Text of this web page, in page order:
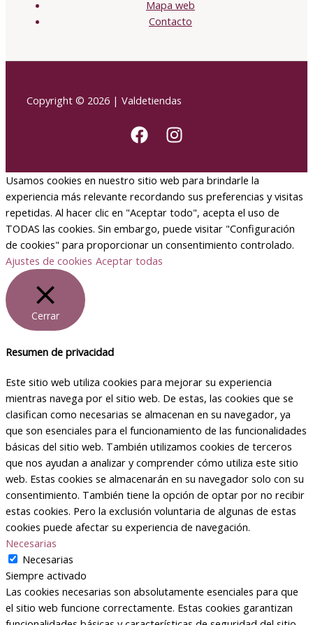
Mapa web
Contacto
Copyright © 2026 | Valdetiendas
Usamos cookies en nuestro sitio web para brindarle la
experiencia más relevante recordando sus preferencias y visitas
repetidas. Al hacer clic en "Aceptar todo", acepta el uso de
TODAS las cookies. Sin embargo, puede visitar "Configuración
de cookies" para proporcionar un consentimiento controlado.
Ajustes de cookies Aceptar todas
Cerrar
Resumen de privacidad
Este sitio web utiliza cookies para mejorar su experiencia
mientras navega por el sitio web. De estas, las cookies que se
clasifican como necesarias se almacenan en su navegador, ya
que son esenciales para el funcionamiento de las funcionalidades
básicas del sitio web. También utilizamos cookies de terceros
que nos ayudan a analizar y comprender cómo utiliza este sitio
web. Estas cookies se almacenarán en su navegador solo con su
consentimiento. También tiene la opción de optar por no recibir
estas cookies. Pero la exclusión voluntaria de algunas de estas
cookies puede afectar su experiencia de navegación.
Necesarias
Necesarias
Siempre activado
Las cookies necesarias son absolutamente esenciales para que
el sitio web funcione correctamente. Estas cookies garantizan